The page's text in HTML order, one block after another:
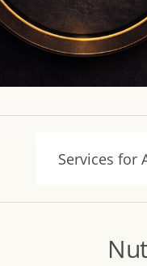
Services for